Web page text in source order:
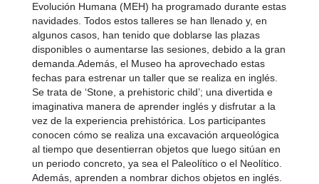
Evolución Humana (MEH) ha programado durante estas
navidades. Todos estos talleres se han llenado y, en
algunos casos, han tenido que doblarse las plazas
disponibles o aumentarse las sesiones, debido a la gran
demanda.Además, el Museo ha aprovechado estas
fechas para estrenar un taller que se realiza en inglés.
Se trata de ‘Stone, a prehistoric child’; una divertida e
imaginativa manera de aprender inglés y disfrutar a la
vez de la experiencia prehistórica. Los participantes
conocen cómo se realiza una excavación arqueológica
al tiempo que desentierran objetos que luego sitúan en
un periodo concreto, ya sea el Paleolítico o el Neolítico.
Además, aprenden a nombrar dichos objetos en inglés.